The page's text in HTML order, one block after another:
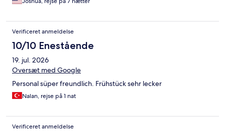
Verificeret anmeldelse
10/10 Enestående
19. jul. 2026
Oversæt med Google
Personal süper freundlich. Frühstück sehr lecker
Nalan, rejse på 1 nat
Verificeret anmeldelse